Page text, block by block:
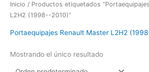
Inicio / Productos etiquetados
L2H2 (1998--2010)”
Portaequipajes Renault Master L2H2
Mostrando el único resultado